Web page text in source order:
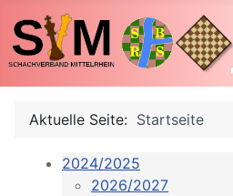
Aktuelle Seite: Startseite
2024/2025
2026/2027